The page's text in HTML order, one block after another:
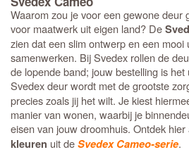
Waarom zou je voor een gewone deur
voor maatwerk uit eigen land? De
zien dat een slim ontwerp en een mooi
samenwerken. Bij Svedex rollen de
de lopende band; jouw bestelling is
Svedex deur wordt met de grootste
precies zoals jij het wilt. Je kiest
manier van wonen, waarbij je
eisen van jouw droomhuis. Ontdek hier
kleuren uit deSvedex Cameo-serie.